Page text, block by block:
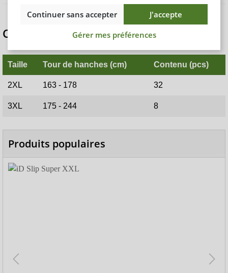
Comparer les tailles TENA Slip Bariatric
Taille Tour de hanches (cm) Contenu (pcs)
2XL 163 - 178 32
3XL 175 - 244 8
Produits populaires
Continuer sans accepter
J'accepte
Gérer mes préférences